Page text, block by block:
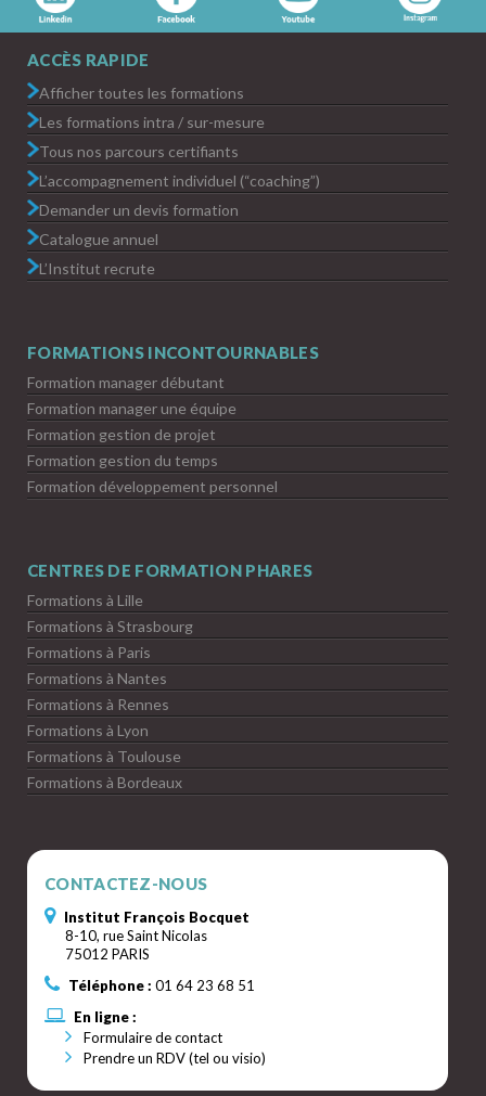
ACCÈS RAPIDE
Afficher toutes les formations
Les formations intra / sur-mesure
Tous nos parcours certifiants
L’accompagnement individuel (“coaching”)
Demander un devis formation
Catalogue annuel
L’Institut recrute
FORMATIONS INCONTOURNABLES
Formation manager débutant
Formation manager une équipe
Formation gestion de projet
Formation gestion du temps
Formation développement personnel
CENTRES DE FORMATION PHARES
Formations à Lille
Formations à Strasbourg
Formations à Paris
Formations à Nantes
Formations à Rennes
Formations à Lyon
Formations à Toulouse
Formations à Bordeaux
CONTACTEZ-NOUS
Institut François Bocquet
8-10, rue Saint Nicolas
75012 PARIS
Téléphone : 01 64 23 68 51
En ligne :
Formulaire de contact
Prendre un RDV (tel ou visio)